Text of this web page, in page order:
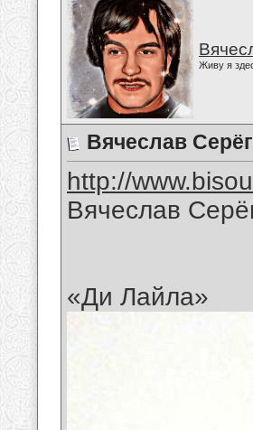
Живу я
Вячеслав
http://
Вячеслав
«Ди Лайла»